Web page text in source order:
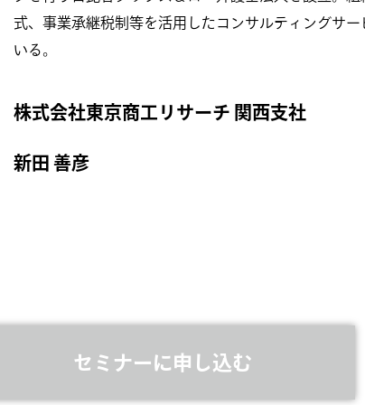
式、事業承継税制等を活用したコンサルティングサー
いる。
株式会社東京商工リサーチ 関西支社
新田 善彦
セミナーに申し込む